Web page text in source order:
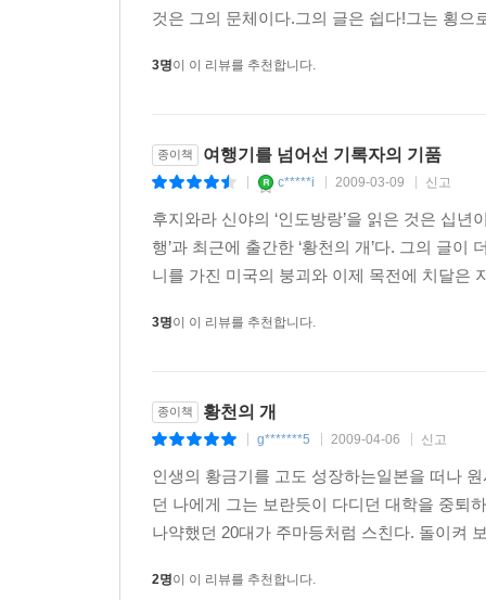
후지와라는 현대 문명에 괴리감과 소외감을 느
후지와라가 제시한 현대 문명의 붕괴에 대한 대
그곳에서 현대인들이 잃어가고 있는 ‘살아 있
카타스트로프를 통해 삶에서 느끼는 괴리감과
신사는 입구부터 기둥으로 만든 칸막이가 세워
이세신궁은 그런 일본과 일본인의 마음을 본뜬
있었어. 마음의 규범을 상징하는 조형물이 일
인도-맨몸으로 처절하게 삶에 부딪치다!
말한다. 저자가 여행의 목적지로 다른 곳도 아닌
후지와라만의 독특한 철학적 사색을 통해 유의미
1970년대는 1960년대와 달리 인도 여행자 수가
것은 그의 문체이다.그의 글은 쉽다!그는 횡
3명이 이 리뷰를 추천합니다.
종이책 여행기를 넘어선 기록자의 기품
c*****i 2009-03-09 신고
후지와라 신야의 ‘인도방랑’을 읽은 것은 십
행’과 최근에 출간한 ‘황천의 개’다. 그의 글
니를 가진 미국의 붕괴와 이제 목전에 치달은
3명이 이 리뷰를 추천합니다.
종이책 황천의 개
g*******5 2009-04-06 신고
인생의 황금기를 고도 성장하는일본을 떠나
던 나에게 그는 보란듯이 다디던 대학을 중퇴
나약했던 20대가 주마등처럼 스친다. 돌이켜
2명이 이 리뷰를 추천합니다.